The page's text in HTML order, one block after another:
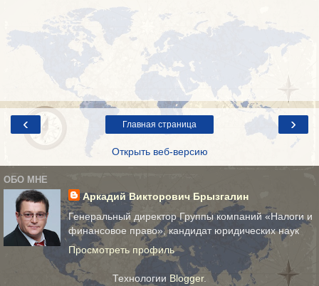
‹ ›
Главная страница
Открыть веб-версию
ОБО МНЕ
Аркадий Викторович Брызгалин
Генеральный директор Группы компаний «Налоги и
финансовое право», кандидат юридических наук
Просмотреть профиль
Технологии Blogger.